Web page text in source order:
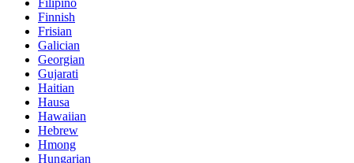
Finnish
Frisian
Galician
Georgian
Gujarati
Haitian
Hausa
Hawaiian
Hebrew
Hmong
Hungarian